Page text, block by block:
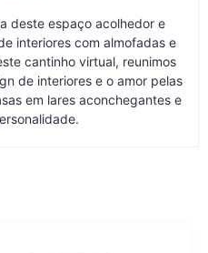
deste espaço acolhedor e
interiores com almofadas e
cantinho virtual, reunimos
de interiores e o amor pelas
em lares aconchegantes e